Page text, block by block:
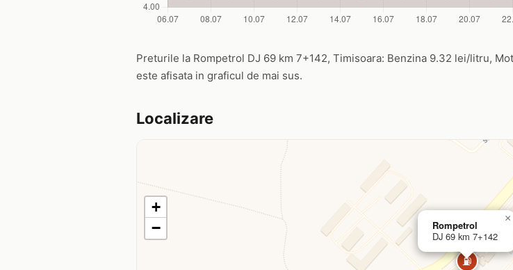
Preturile la Rompetrol DJ 69 km 7+142, Timisoara: Benzina 9.32 lei/litru,
este afisata in graficul de mai sus.
Localizare
⛽
Rompetrol
DJ 69 km 7+142
×
+
−